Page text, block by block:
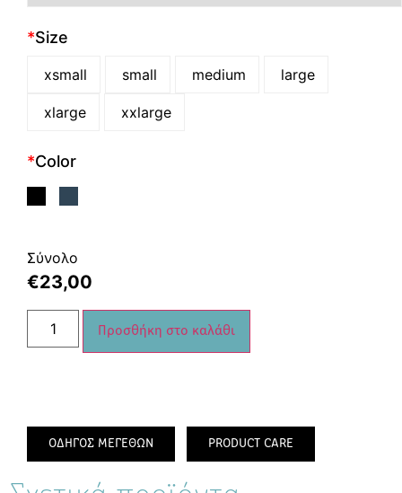
*Size
xsmall small medium large
xlarge xxlarge
*Color
Σύνολο
€23,00
Προσθήκη στο καλάθι
ΟΔΗΓΟΣ ΜΕΓΕΘΩΝ PRODUCT CARE